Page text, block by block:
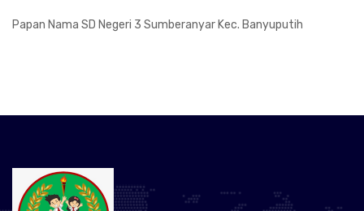
Papan Nama SD Negeri 3 Sumberanyar Kec. Banyuputih